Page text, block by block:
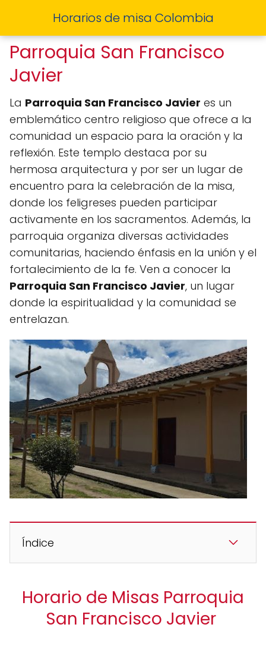
Horarios de misa Colombia
Parroquia San Francisco
Javier
La Parroquia San Francisco Javier es un
emblemático centro religioso que ofrece a la
comunidad un espacio para la oración y la
reflexión. Este templo destaca por su
hermosa arquitectura y por ser un lugar de
encuentro para la celebración de la misa,
donde los feligreses pueden participar
activamente en los sacramentos. Además, la
parroquia organiza diversas actividades
comunitarias, haciendo énfasis en la unión y el
fortalecimiento de la fe. Ven a conocer la
Parroquia San Francisco Javier, un lugar
donde la espiritualidad y la comunidad se
entrelazan.
Índice
Horario de Misas Parroquia
San Francisco Javier